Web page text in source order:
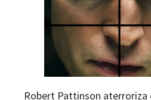
Robert Pattinson aterroriza